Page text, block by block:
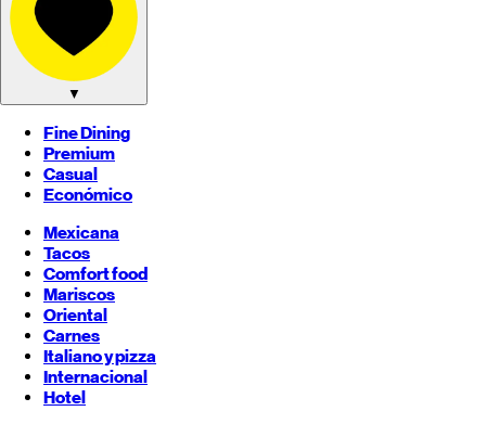
▼
Fine Dining
Premium
Casual
Económico
Mexicana
Tacos
Comfort food
Mariscos
Oriental
Carnes
Italiano y pizza
Internacional
Hotel